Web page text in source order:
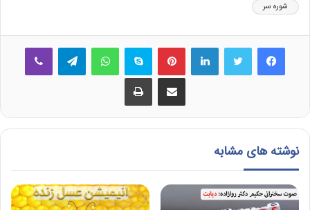
شوره سر
فیس بوک لینکدین ‫پین‌ترست اسکایپ واتس آپ
اشتراک گذاری از طریق ایمیل چاپ
نوشته های مشابه